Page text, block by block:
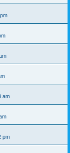
am
pm